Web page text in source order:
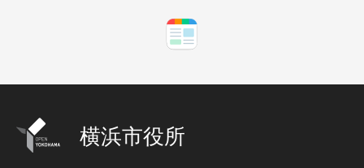
横浜市役所